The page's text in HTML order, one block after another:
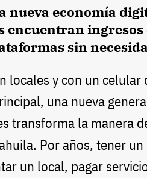
nueva economía
encuentran ingresos
sin
locales y con un celular
una nueva
transforma la manera
Por años, tener un
un local, pagar